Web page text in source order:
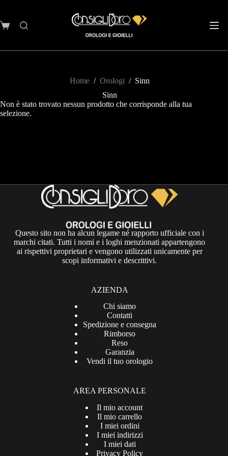
Home / Orologi / Sinn
Sinn
Non è stato trovato nessun prodotto che corrisponde alla tua
selezione.
Questo sito non ha alcun legame né rapporto ufficiale con i
marchi citati. Tutti i nomi e i loghi menzionati appartengono
ai rispettivi proprietari e vengono utilizzati unicamente per
scopi informativi e descrittivi.
AZIENDA
Chi siamo
Contatti
Spedizione e consegna
Rimborso
Reso
Garanzia
Vendi il tuo orologio
AREA PERSONALE
Il mio account
Il mio carrello
I miei ordini
I miei indirizzi
I miei dati
Privacy Policy